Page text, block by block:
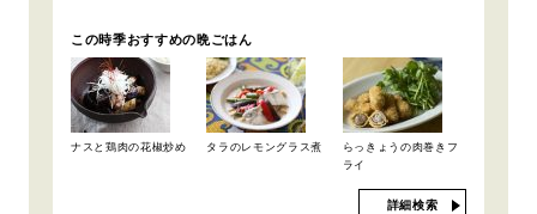
この時季おすすめの晩ごはん
ナスと鶏肉の花椒炒め タラのレモングラス煮
らっきょうの肉巻きフ
ライ
詳細検索